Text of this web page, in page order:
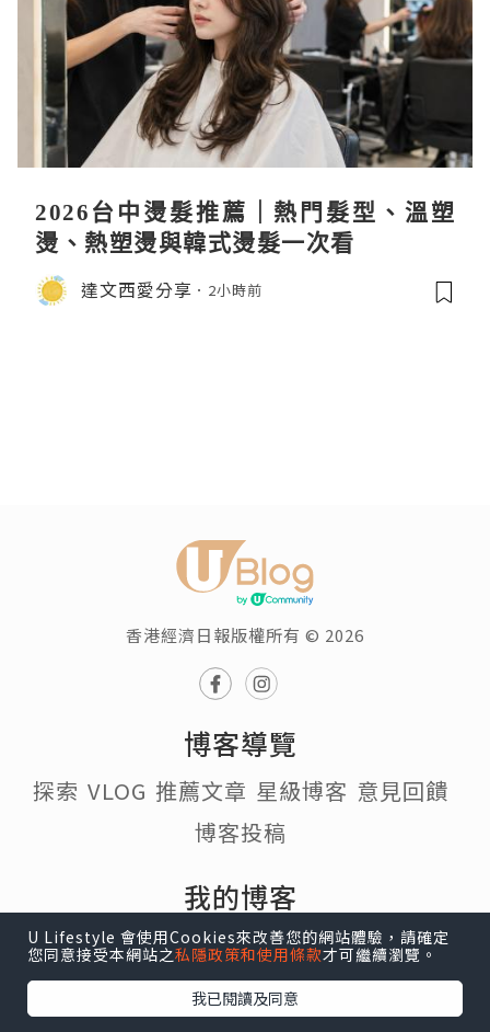
2026台中燙髮推薦｜熱門髮型、溫塑
燙、熱塑燙與韓式燙髮一次看
達文西愛分享 2小時前
香港經濟日報版權所有 © 2026
博客導覽
探索 VLOG 推薦文章 星級博客 意見回饋
博客投稿
我的博客
個人頁面 帳戶設定 我的收藏 我的追蹤
我的博客
U Lifestyle 會使用Cookies來改善您的網站體驗，請確定
您同意接受本網站之私隱政策和使用條款才可繼續瀏覽。
我已閱讀及同意